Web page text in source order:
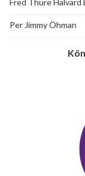
Fred Thure Halvard
Per Jimmy Öhman